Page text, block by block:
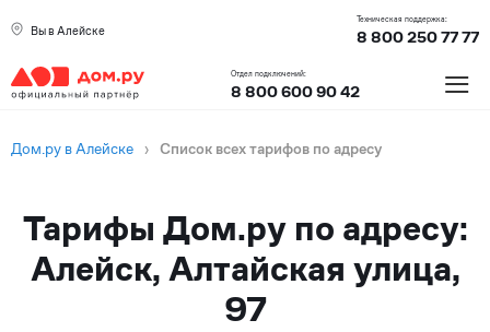
Вы в Алейске
Техническая поддержка:
8 800 250 77 77
Отдел подключений:
8 800 600 90 42 ≡
Дом.ру в Алейске › Список всех тарифов по адресу
Тарифы Дом.ру по адресу:
Алейск, Алтайская улица,
97